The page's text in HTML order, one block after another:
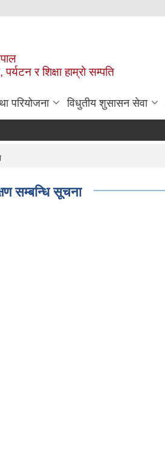
र शिक्षा हाम्रो सम्पति
परियोजना विधुतीय शुसासन सेवा
सम्बन्धि सूचना